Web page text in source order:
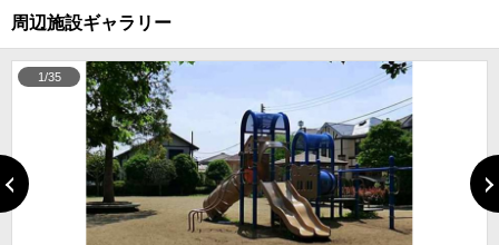
周辺施設ギャラリー
1/35